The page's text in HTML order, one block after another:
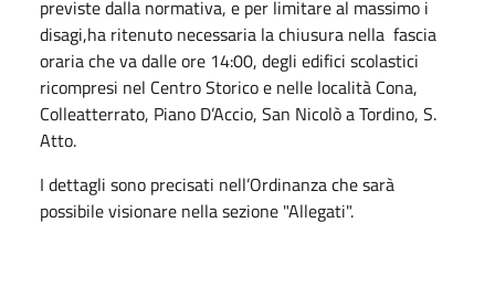
previste dalla normativa, e per limitare al massimo i
disagi,ha ritenuto necessaria la chiusura nella fascia
oraria che va dalle ore 14:00, degli edifici scolastici
ricompresi nel Centro Storico e nelle località Cona,
Colleatterrato, Piano D’Accio, San Nicolò a Tordino, S.
Atto.
I dettagli sono precisati nell’Ordinanza che sarà
possibile visionare nella sezione "Allegati".